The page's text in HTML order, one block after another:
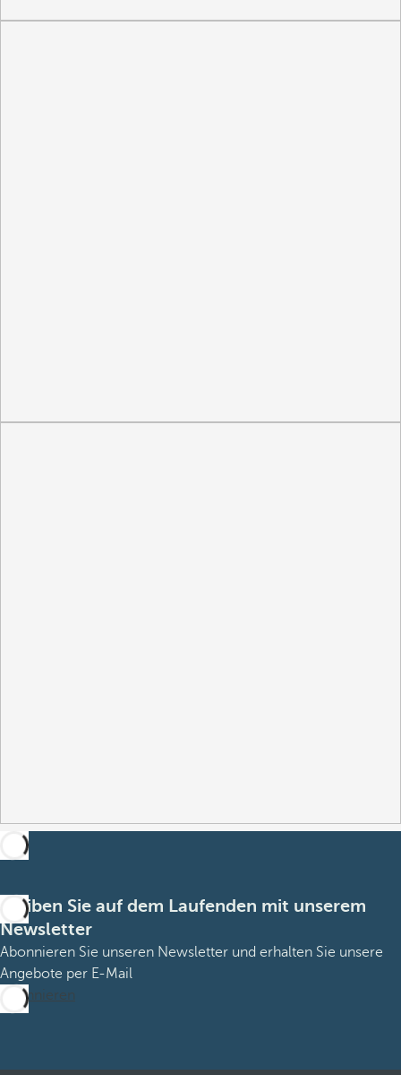
Bleiben Sie auf dem Laufenden mit unserem
Newsletter
Abonnieren Sie unseren Newsletter und erhalten Sie unsere
Angebote per E-Mail
Abonnieren